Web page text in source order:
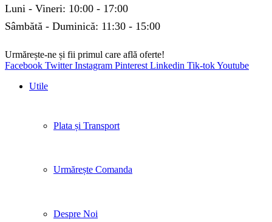
Luni - Vineri: 10:00 - 17:00
Sâmbătă - Duminică: 11:30 - 15:00
Urmărește-ne și fii primul care află oferte!
Facebook Twitter Instagram Pinterest Linkedin Tik-tokYoutube
Utile
Plata și Transport
Urmărește Comanda
Despre Noi